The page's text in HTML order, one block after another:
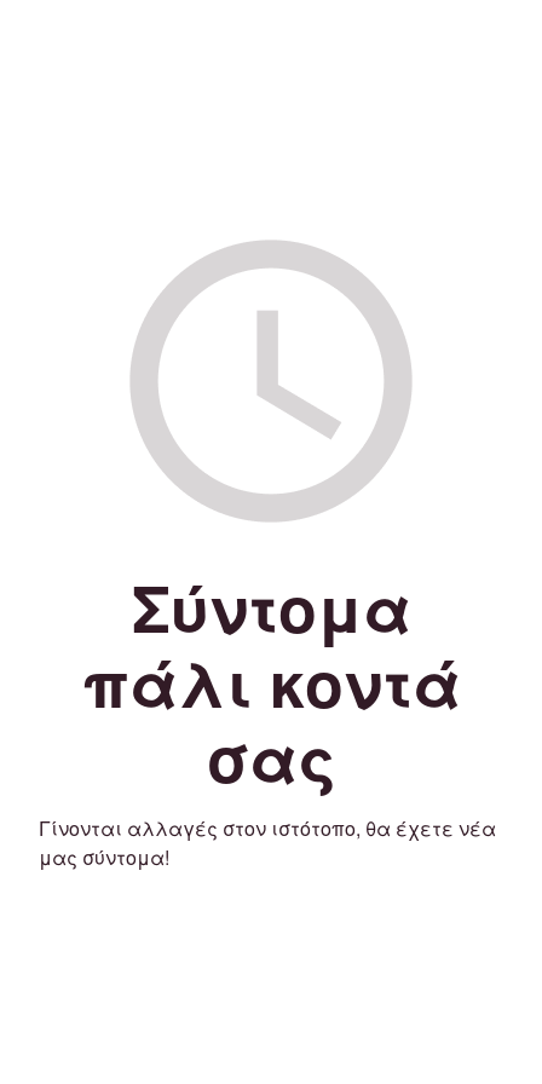
Σύντομα
πάλι κοντά
σας
Γίνονται αλλαγές στον ιστότοπο, θα έχετε νέα
μας σύντομα!